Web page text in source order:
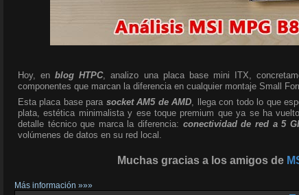
Hoy, enblog HTPC, analizo una placa base mini ITX,
componentes que marcan la diferencia en cualquier montaje Small
Esta placa base para socket AM5 de AMD , llega con todo lo que
plata, estética minimalista y ese toque premium que ya se ha
detalle técnico que marca la diferencia: conectividad de red a 5
volúmenes de datos en su red local.
Muchas gracias a los amigos de
Más información »»»